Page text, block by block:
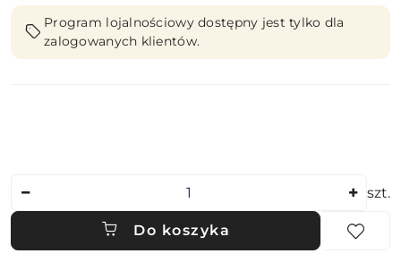
Program lojalnościowy dostępny jest tylko dla
zalogowanych klientów.
szt.
Do koszyka